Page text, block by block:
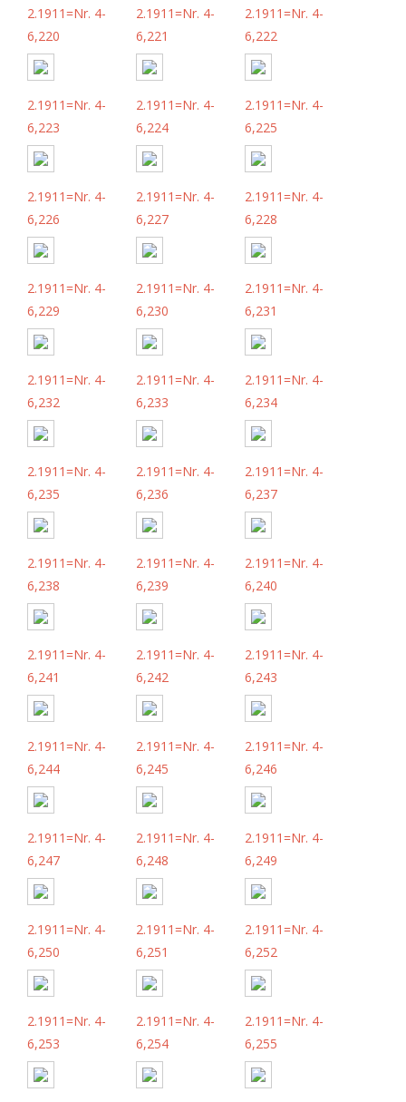
2.1911=Nr. 4-
6,220
2.1911=Nr. 4-
6,221
2.1911=Nr. 4-
6,222
2.1911=Nr. 4-
6,223
2.1911=Nr. 4-
6,224
2.1911=Nr. 4-
6,225
2.1911=Nr. 4-
6,226
2.1911=Nr. 4-
6,227
2.1911=Nr. 4-
6,228
2.1911=Nr. 4-
6,229
2.1911=Nr. 4-
6,230
2.1911=Nr. 4-
6,231
2.1911=Nr. 4-
6,232
2.1911=Nr. 4-
6,233
2.1911=Nr. 4-
6,234
2.1911=Nr. 4-
6,235
2.1911=Nr. 4-
6,236
2.1911=Nr. 4-
6,237
2.1911=Nr. 4-
6,238
2.1911=Nr. 4-
6,239
2.1911=Nr. 4-
6,240
2.1911=Nr. 4-
6,241
2.1911=Nr. 4-
6,242
2.1911=Nr. 4-
6,243
2.1911=Nr. 4-
6,244
2.1911=Nr. 4-
6,245
2.1911=Nr. 4-
6,246
2.1911=Nr. 4-
6,247
2.1911=Nr. 4-
6,248
2.1911=Nr. 4-
6,249
2.1911=Nr. 4-
6,250
2.1911=Nr. 4-
6,251
2.1911=Nr. 4-
6,252
2.1911=Nr. 4-
6,253
2.1911=Nr. 4-
6,254
2.1911=Nr. 4-
6,255